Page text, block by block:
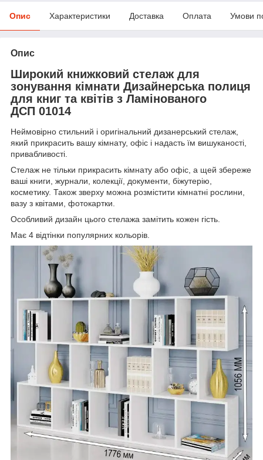
Опис Характеристики Доставка Оплата Умови
Опис
Широкий книжковий стелаж для
зонування кімнати Дизайнерська полиця
для книг та квітів з Ламінованого
ДСП 01014
Неймовірно стильний і оригінальний дизанерський стелаж,
який прикрасить вашу кімнату, офіс і надасть їм вишуканості,
привабливості.
Стелаж не тільки прикрасить кімнату або офіс, а щей збереже
ваші книги, журнали, колекції, документи, біжутерію,
косметику. Також зверху можна розмістити кімнатні рослини,
вазу з квітами, фотокартки.
Особливий дизайн цього стелажа замітить кожен гість.
Має 4 відтінки популярних кольорів.